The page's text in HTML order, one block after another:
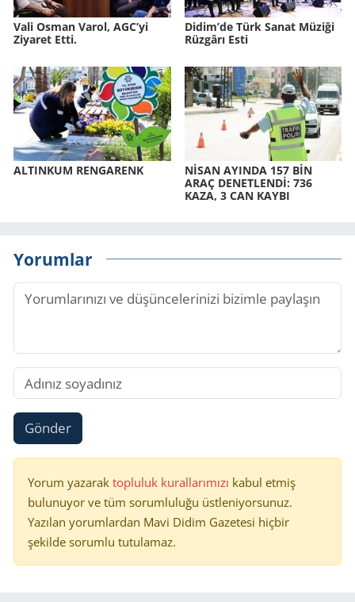
Vali Osman Varol, AGC’yi
Ziyaret Etti.
Didim’de Türk Sanat Mü­zi­ği
Rüz­gâ­rı Esti
AL­TIN­KUM REN­GA­RENK
NİSAN AYIN­DA 157 BİN
ARAÇ DE­NET­LENDİ: 736
KAZA, 3 CAN KAYBI
Yorumlar
Gönder
Yorum yazarak topluluk kurallarımızı kabul etmiş
bulunuyor ve tüm sorumluluğu üstleniyorsunuz.
Yazılan yorumlardan Mavi Didim Gazetesi hiçbir
şekilde sorumlu tutulamaz.